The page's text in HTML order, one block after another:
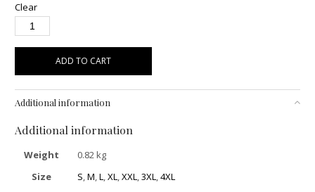
Clear
ADD TO CART
Additional information
Additional information
Weight
0.82 kg
Size
S ,M ,L ,XL ,XXL ,3XL ,4XL